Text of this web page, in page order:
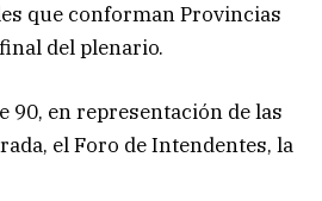
que conforman Provincias
del plenario.
90, en representación de las
el Foro de Intendentes, la